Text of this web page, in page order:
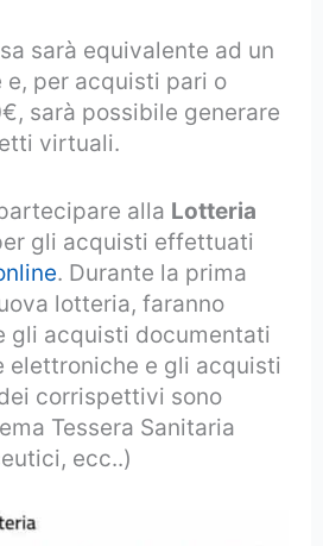
sarà equivalente ad un
per acquisti pari o
sarà possibile generare
virtuali.
alla Lotteria
gli acquisti effettuati
. Durante la prima
lotteria, faranno
gli acquisti documentati
elettroniche e gli acquisti
corrispettivi sono
Tessera Sanitaria
ecc..)